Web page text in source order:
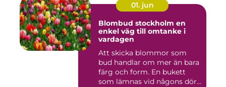
01. jun
Blombud stockholm en
enkel väg till omtanke i
vardagen
Att skicka blommor som
bud handlar om mer än bara
färg och form. En bukett
som lämnas vid någons dör...